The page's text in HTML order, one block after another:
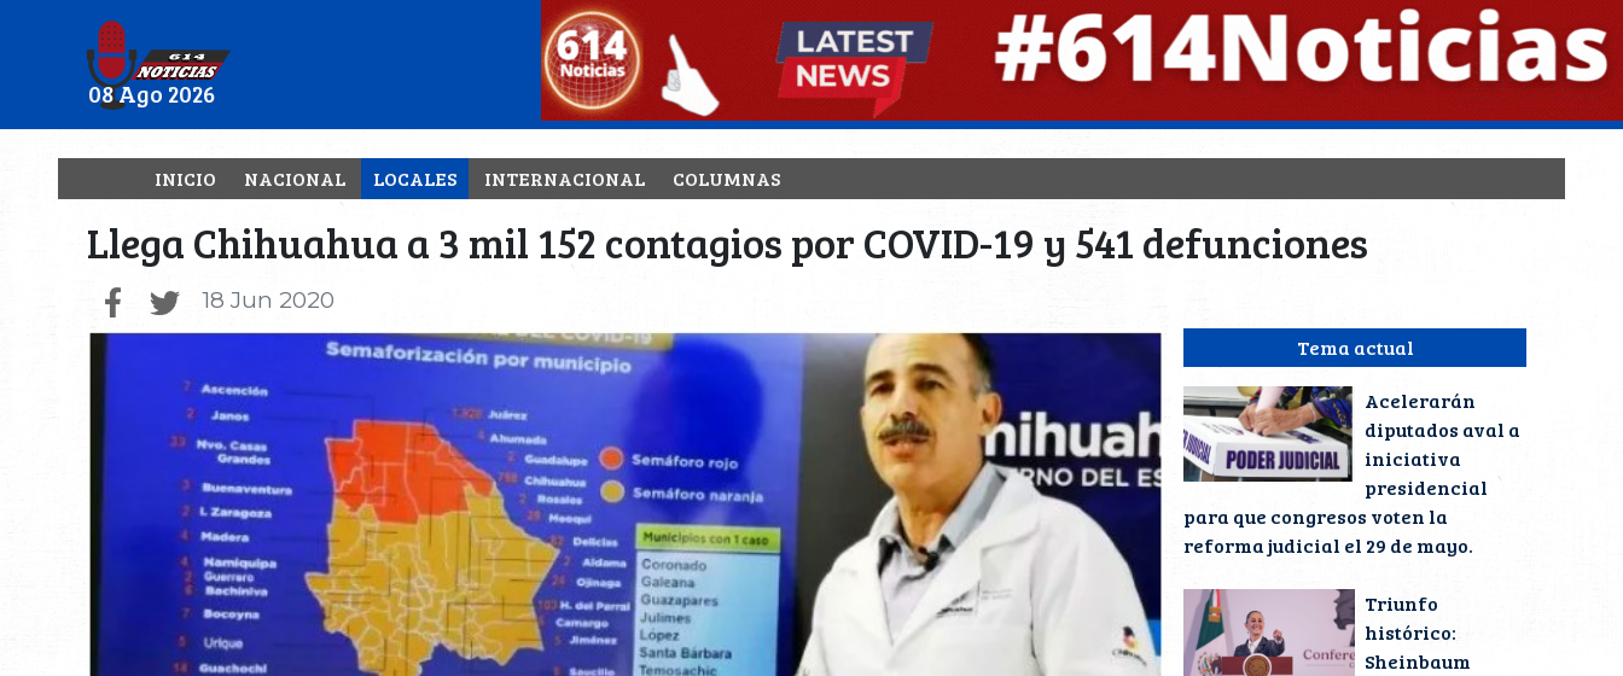
08 Ago 2026
INICIO NACIONAL LOCALES INTERNACIONAL COLUMNAS
Llega Chihuahua a 3 mil 152 contagios por COVID-19 y 541 defunciones
18 Jun 2020
Tema actual
Acelerarán
diputados aval a
iniciativa
presidencial
para que congresos voten la
reforma judicial el 29 de mayo.
Triunfo
histórico:
Sheinbaum